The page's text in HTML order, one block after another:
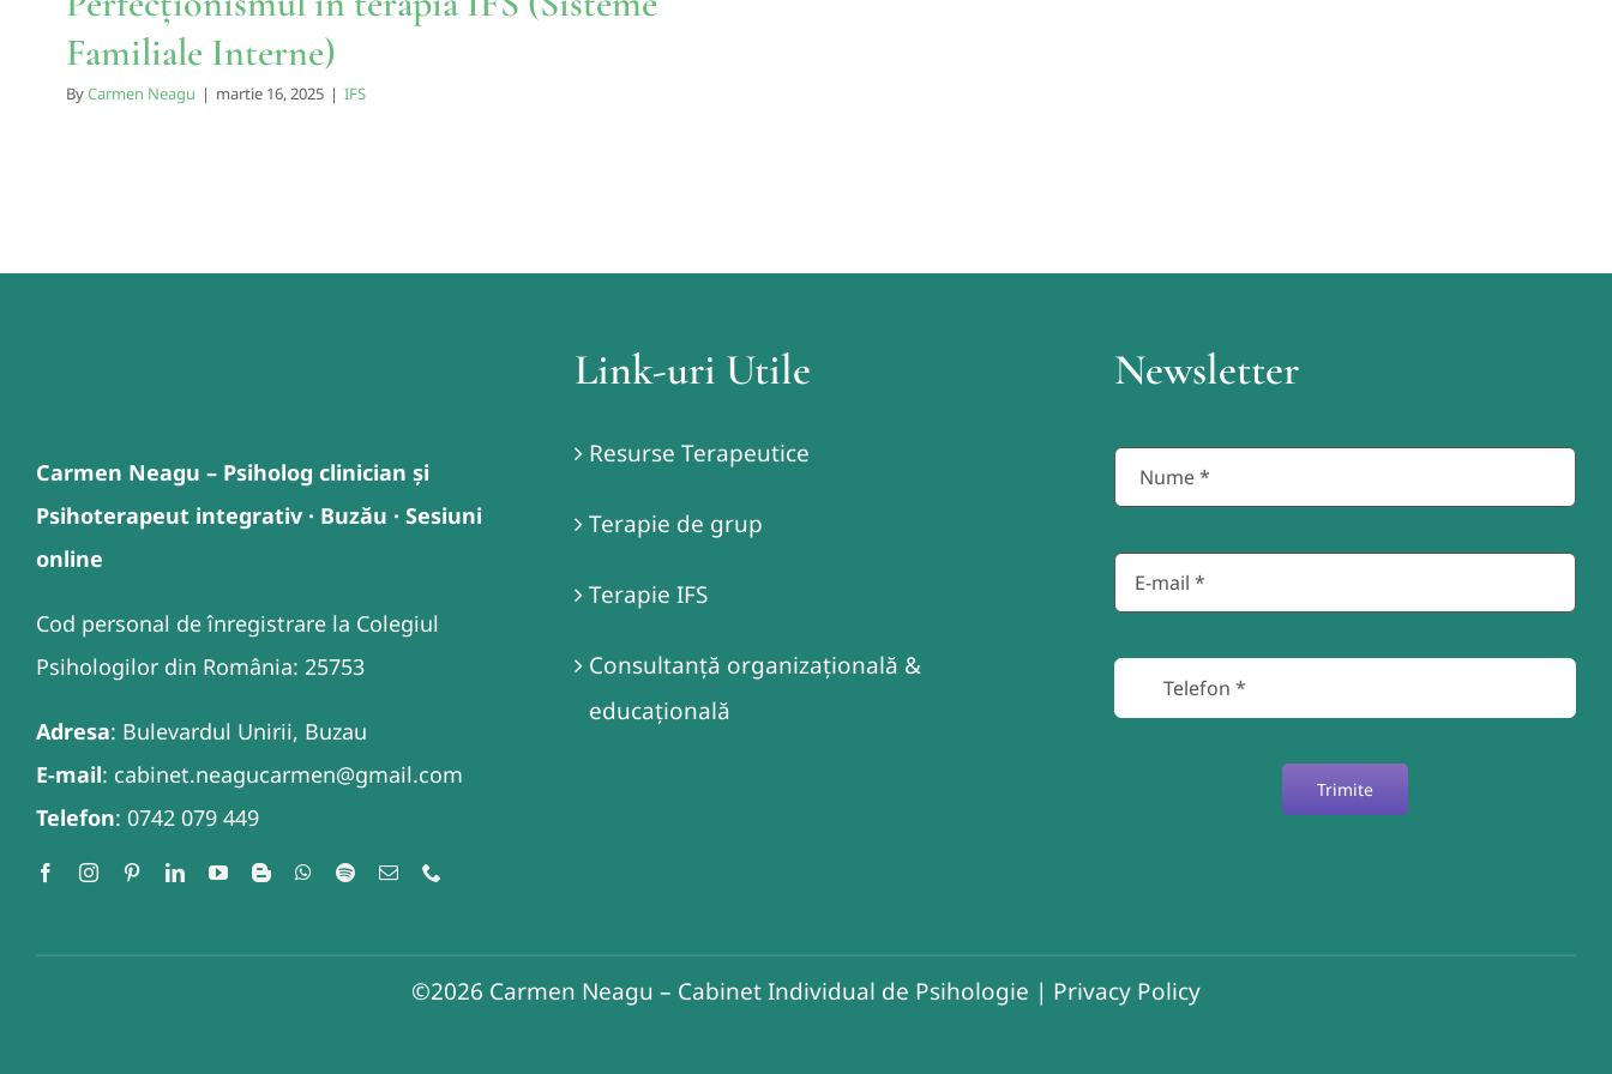
Familiale Interne)
ByCarmen Neagu | martie 16, 2025 | IFS
Carmen Neagu – Psiholog clinician și
Psihoterapeut integrativ · Buzău · Sesiuni
online
Cod personal de înregistrare la Colegiul
Psihologilor din România: 25753
Adresa: Bulevardul Unirii, Buzau
E-mail: cabinet.neagucarmen@gmail.com
Telefon: 0742 079 449
Link-uri Utile
Resurse Terapeutice
Terapie de grup
Terapie IFS
Consultanță organizațională &
educațională
Newsletter
Trimite
©2026 Carmen Neagu – Cabinet Individual de Psihologie | Privacy Policy